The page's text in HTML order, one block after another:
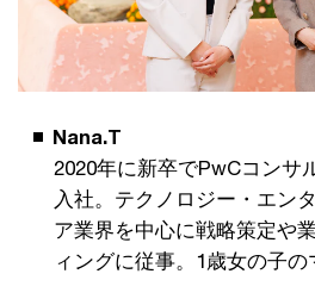
Nana.T
2020年に新卒でPwCコンサ
入社。テクノロジー・エン
ア業界を中心に戦略策定や
ィングに従事。1歳女の子の